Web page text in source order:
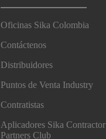
Oficinas Sika Colombia
Contáctenos
Distribuidores
Puntos de Venta Industry
Contratistas
Aplicadores Sika Contractor
Partners Club